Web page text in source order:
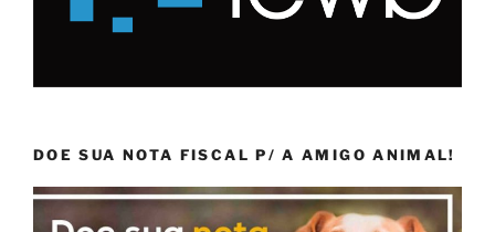
DOE SUA NOTA FISCAL P/ A AMIGO ANIMAL!